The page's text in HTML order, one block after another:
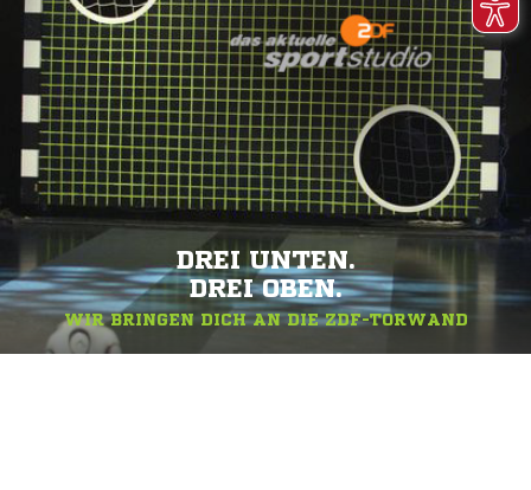
DREI UNTEN.
DREI OBEN.
WIR BRINGEN DICH AN DIE ZDF-TORWAND